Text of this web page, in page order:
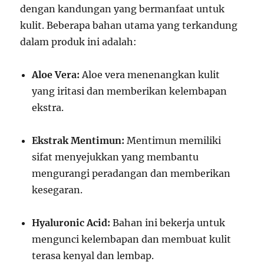
dengan kandungan yang bermanfaat untuk
kulit. Beberapa bahan utama yang terkandung
dalam produk ini adalah:
Aloe Vera: Aloe vera menenangkan kulit
yang iritasi dan memberikan kelembapan
ekstra.
Ekstrak Mentimun: Mentimun memiliki
sifat menyejukkan yang membantu
mengurangi peradangan dan memberikan
kesegaran.
Hyaluronic Acid: Bahan ini bekerja untuk
mengunci kelembapan dan membuat kulit
terasa kenyal dan lembap.